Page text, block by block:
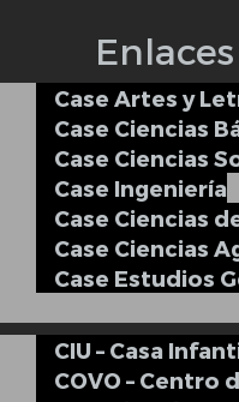
Case Artes y
Case Ciencias
Case Ciencias
Case Ingeniería
Case Ciencias
Case Ciencias
Case Estudios
CIU – Casa
COVO – Centro